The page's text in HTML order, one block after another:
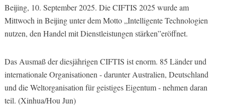
Beijing, 10. September 2025. Die CIFTIS 2025 wurde am
Mittwoch in Beijing unter dem Motto „Intelligente Technologien
nutzen, den Handel mit Dienstleistungen stärken”eröffnet.
Das Ausmaß der diesjährigen CIFTIS ist enorm. 85 Länder und
internationale Organisationen - darunter Australien, Deutschland
und die Weltorganisation für geistiges Eigentum - nehmen daran
teil. (Xinhua/Hou Jun)